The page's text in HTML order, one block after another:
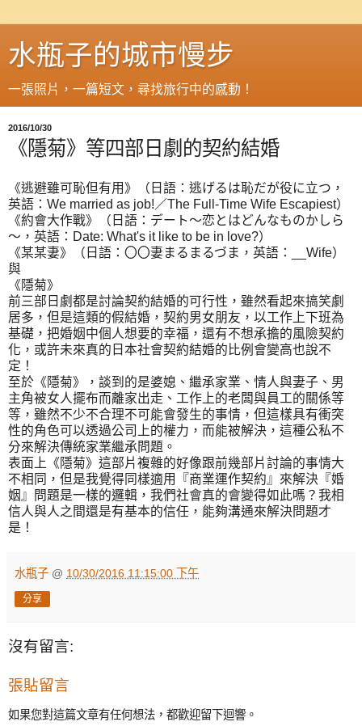
水瓶子的城市慢步
一張照片，一篇短文，尋找旅行中的感動！
2016/10/30
《隱菊》等四部日劇的契約結婚
《逃避雖可恥但有用》（日語：逃げるは恥だが役に立つ，
英語：We married as job!／The Full-Time Wife Escapiest）
《約會大作戰》（日語：デート〜恋とはどんなものかしら
〜，英語：Date: What's it like to be in love?）
《某某妻》（日語：〇〇妻まるまるづま，英語：__Wife）
與
《隱菊》
前三部日劇都是討論契約結婚的可行性，雖然看起來搞笑劇
居多，但是這類的假結婚，契約男女朋友，以工作上下班為
基礎，把婚姻中個人想要的幸福，還有不想承擔的風險契約
化，或許未來真的日本社會契約結婚的比例會變高也說不
定！
至於《隱菊》，談到的是婆媳、繼承家業、情人與妻子、男
主角被女人擺布而離家出走、工作上的老闆與員工的關係等
等，雖然不少不合理不可能會發生的事情，但這樣具有衝突
性的角色可以透過公司上的權力，而能被解決，這種公私不
分來解決傳統家業繼承問題。
表面上《隱菊》這部片複雜的好像跟前幾部片討論的事情大
不相同，但是我覺得同樣適用『商業運作契約』來解決『婚
姻』問題是一樣的邏輯，我們社會真的會變得如此嗎？我相
信人與人之間還是有基本的信任，能夠溝通來解決問題才
是！
水瓶子 @ 10/30/2016 11:15:00 下午
分享
沒有留言:
張貼留言
如果您對這篇文章有任何想法，都歡迎留下迴響。